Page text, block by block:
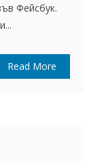
Фейсбук.
Read More